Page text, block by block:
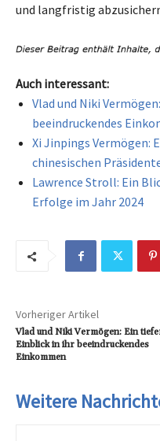
und langfristig
Auch interessant:
Vlad und Niki
beeindruckendes
Xi Jinpings Vermögen:
chinesischen
Lawrence Stroll: Ein
Erfolge im Jahr 2024
Vorheriger Artikel
Vlad und Niki Vermögen: Ein
Einblick in ihr beeindruckendes
Einkommen
Weitere